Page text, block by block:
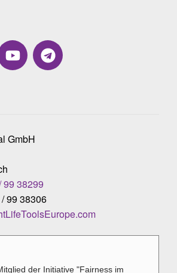
GmbH
99 38299
99 38306
der Initiative "Fairness im